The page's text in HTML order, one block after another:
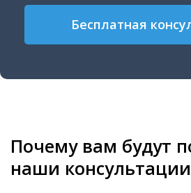
Бесплатная
Почему вам будут
наши консультации